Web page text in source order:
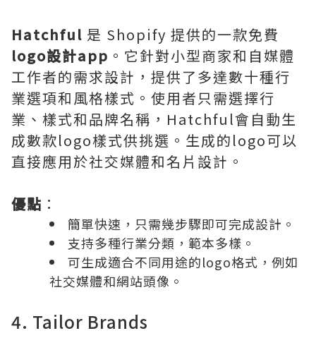
Hatchful 是 Shopify 提供的一款免費
logo設計app 。它針對小型商家和自媒體
工作者的需求設計，提供了多達數十種行
業選項和風格樣式。使用者只需選擇行
業、樣式和品牌名稱，Hatchful會自動生
成數款logo樣式供挑選。生成的logo可以
直接應用於社交媒體和名片設計。
優點 ：
簡單快速，只需幾步驟即可完成設計。
支持多種行業分類，範本多樣。
可生成適合不同用途的logo格式，例如
社交媒體和網站頭像。
4. Tailor Brands